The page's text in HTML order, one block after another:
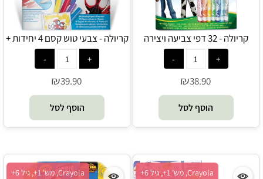
קריולה - 32 דפי צביעה ויצירה
צעצוע של סיפור כולל 7 טושים
רחיצים - Crayola
₪38.90
הוסף לסל
קריולה - צבעי טוש קסם 4 יחידות +
18 דפי צביעה ספיידי וחבריו
המופלאים - Crayola
₪39.90
הוסף לסל
Crayola, מש' 1+, גיל 6+ Crayola, מש' 1+, גיל 6+